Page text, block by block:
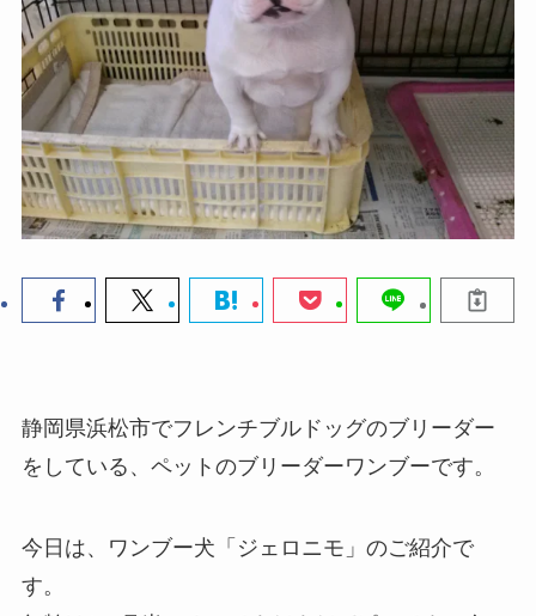
静岡県浜松市でフレンチブルドッグのブリーダー
をしている、ペットのブリーダーワンブーです。
今日は、ワンブー犬「ジェロニモ」のご紹介で
す。